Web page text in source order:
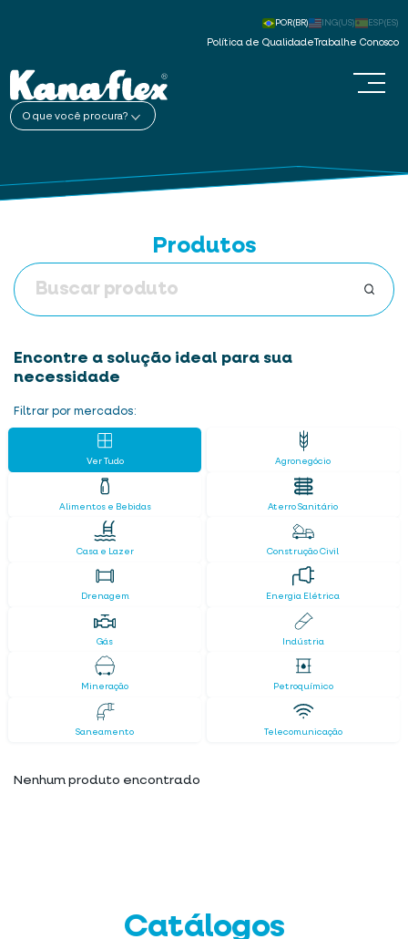
Política de Qualidade Trabalhe Conosco
POR(BR) ING(US) ESP(ES)
O que você procura?
Produtos
Encontre a solução ideal para sua
necessidade
Filtrar por mercados:
Ver Tudo Agronegócio
Alimentos e Bebidas Aterro Sanitário
Casa e Lazer Construção Civil
Drenagem Energia Elétrica
Gás Indústria
Mineração Petroquímico
Saneamento Telecomunicação
Nenhum produto encontrado
Catálogos